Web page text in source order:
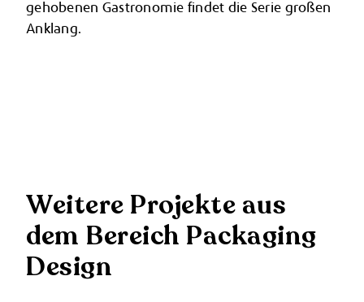
gehobenen Gastronomie findet die Serie großen
Anklang.
Weitere Projekte aus
dem Bereich Packaging
Design